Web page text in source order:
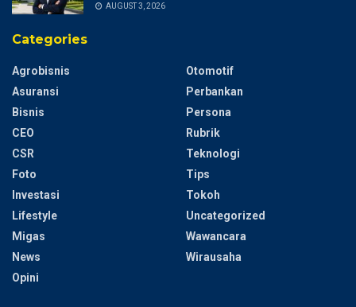
AUGUST 3, 2026
Categories
Agrobisnis
Asuransi
Bisnis
CEO
CSR
Foto
Investasi
Lifestyle
Migas
News
Opini
Otomotif
Perbankan
Persona
Rubrik
Teknologi
Tips
Tokoh
Uncategorized
Wawancara
Wirausaha